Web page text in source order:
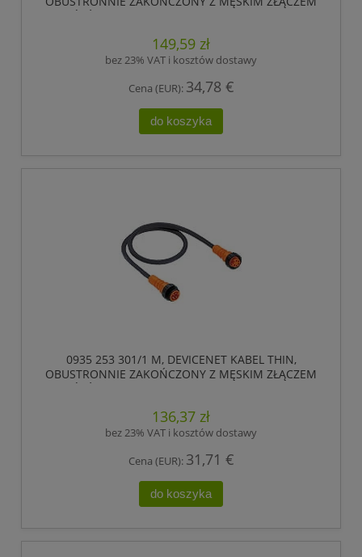
7/8 I ŹEŃSKIM ZŁĄCZEM 7/8, 5 POLOWE, LUMBERG
149,59 zł
bez 23% VAT i kosztów dostawy
Cena (EUR): 34,78 €
do koszyka
0935 253 301/1 M, DEVICENET KABEL THIN,
OBUSTRONNIE ZAKOŃCZONY Z MĘSKIM ZŁĄCZEM
7/8 I ŹEŃSKIM ZŁĄCZEM 7/8, 5 POLOWE, LUMBERG
136,37 zł
bez 23% VAT i kosztów dostawy
Cena (EUR): 31,71 €
do koszyka